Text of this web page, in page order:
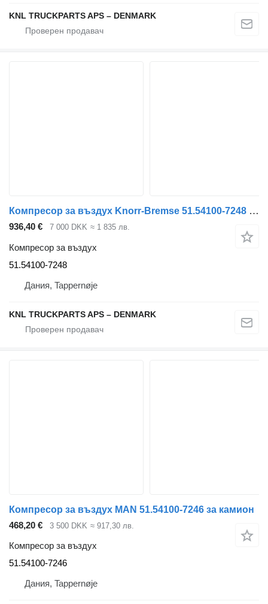
KNL TRUCKPARTS APS – DENMARK
Компресор за въздух Knorr-Bremse 51.54100-7248 за камион MAN
936,40 € 7 000 DKK ≈ 1 835 лв.
Компресор за въздух
51.54100-7248
Дания, Tappernøje
KNL TRUCKPARTS APS – DENMARK
Компресор за въздух MAN 51.54100-7246 за камион
468,20 €
3 500 DKK ≈ 917,30 лв.
Компресор за въздух
51.54100-7246
Дания, Tappernøje